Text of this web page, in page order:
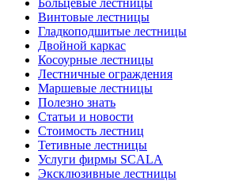
Винтовые лестницы
Гладкоподшитые лестницы
Двойной каркас
Косоурные лестницы
Лестничные ограждения
Маршевые лестницы
Полезно знать
Статьи и новости
Стоимость лестниц
Тетивные лестницы
Услуги фирмы SCALA
Эксклюзивные лестницы